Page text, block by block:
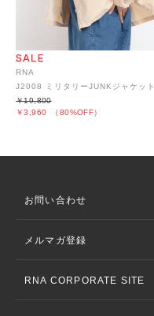
RNA
J2008 ミリタリーJUNKジャケット
￥3,960 （80%OFF）
￥19,800
お問い合わせ
メルマガ登録
RNA CORPORATE SITE